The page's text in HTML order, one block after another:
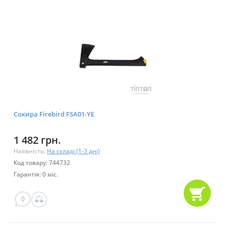
Сокира Firebird FSA01-YE
1 482 грн.
Наявність: На складі (1-3 дні)
Код товару: 744732
Гарантія: 0 міс.
0